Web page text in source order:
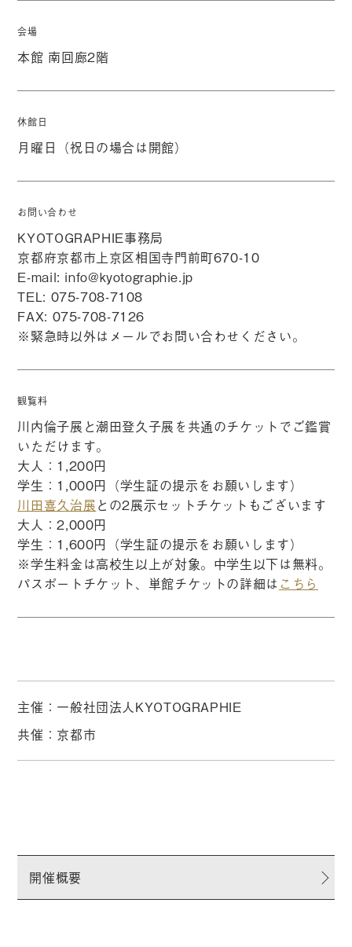
会場
本館 南回廊2階
休館日
月曜日（祝日の場合は開館）
お問い合わせ
KYOTOGRAPHIE事務局
京都府京都市上京区相国寺門前町670-10
E-mail: info@kyotographie.jp
TEL: 075-708-7108
FAX: 075-708-7126
※緊急時以外はメールでお問い合わせください。
観覧料
川内倫子展と潮田登久子展を共通のチケットでご鑑賞
いただけます。
大人：1,200円
学生：1,000円（学生証の提示をお願いします）
川田喜久治展との2展示セットチケットもございます
大人：2,000円
学生：1,600円（学生証の提示をお願いします）
※学生料金は高校生以上が対象。中学生以下は無料。
パスポートチケット、単館チケットの詳細は こちら
主催：一般社団法人KYOTOGRAPHIE
共催：京都市
開催概要